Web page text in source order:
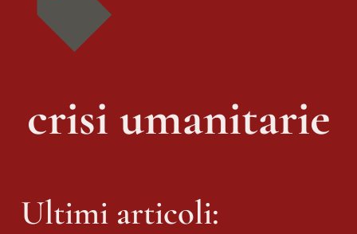
crisi umanitarie
Ultimi articoli: